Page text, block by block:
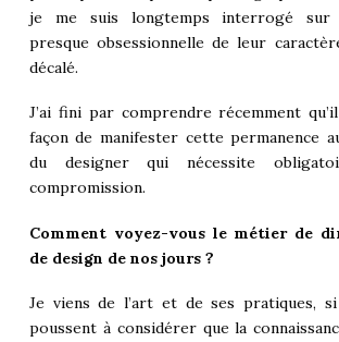
je me suis longtemps interrogé sur
presque obsessionnelle de leur
décalé.
J’ai fini par comprendre récemment qu’il
façon de manifester cette permanence
du designer qui nécessite
compromission.
Comment voyez-vous le métier de
de design de nos jours ?
Je viens de l’art et de ses pratiques,
poussent à considérer que la